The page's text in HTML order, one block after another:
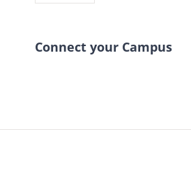
Connect your Campus